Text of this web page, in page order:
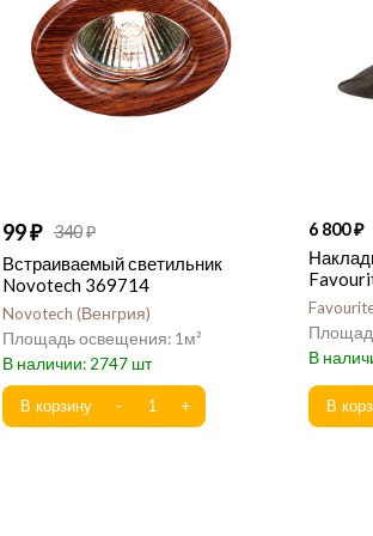
99 340
Встраиваемый светильник
Novotech 369714
Novotech Венгрия
1
2747
6 800